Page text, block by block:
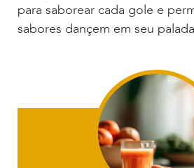
para saborear cada gole e
sabores dançem em seu